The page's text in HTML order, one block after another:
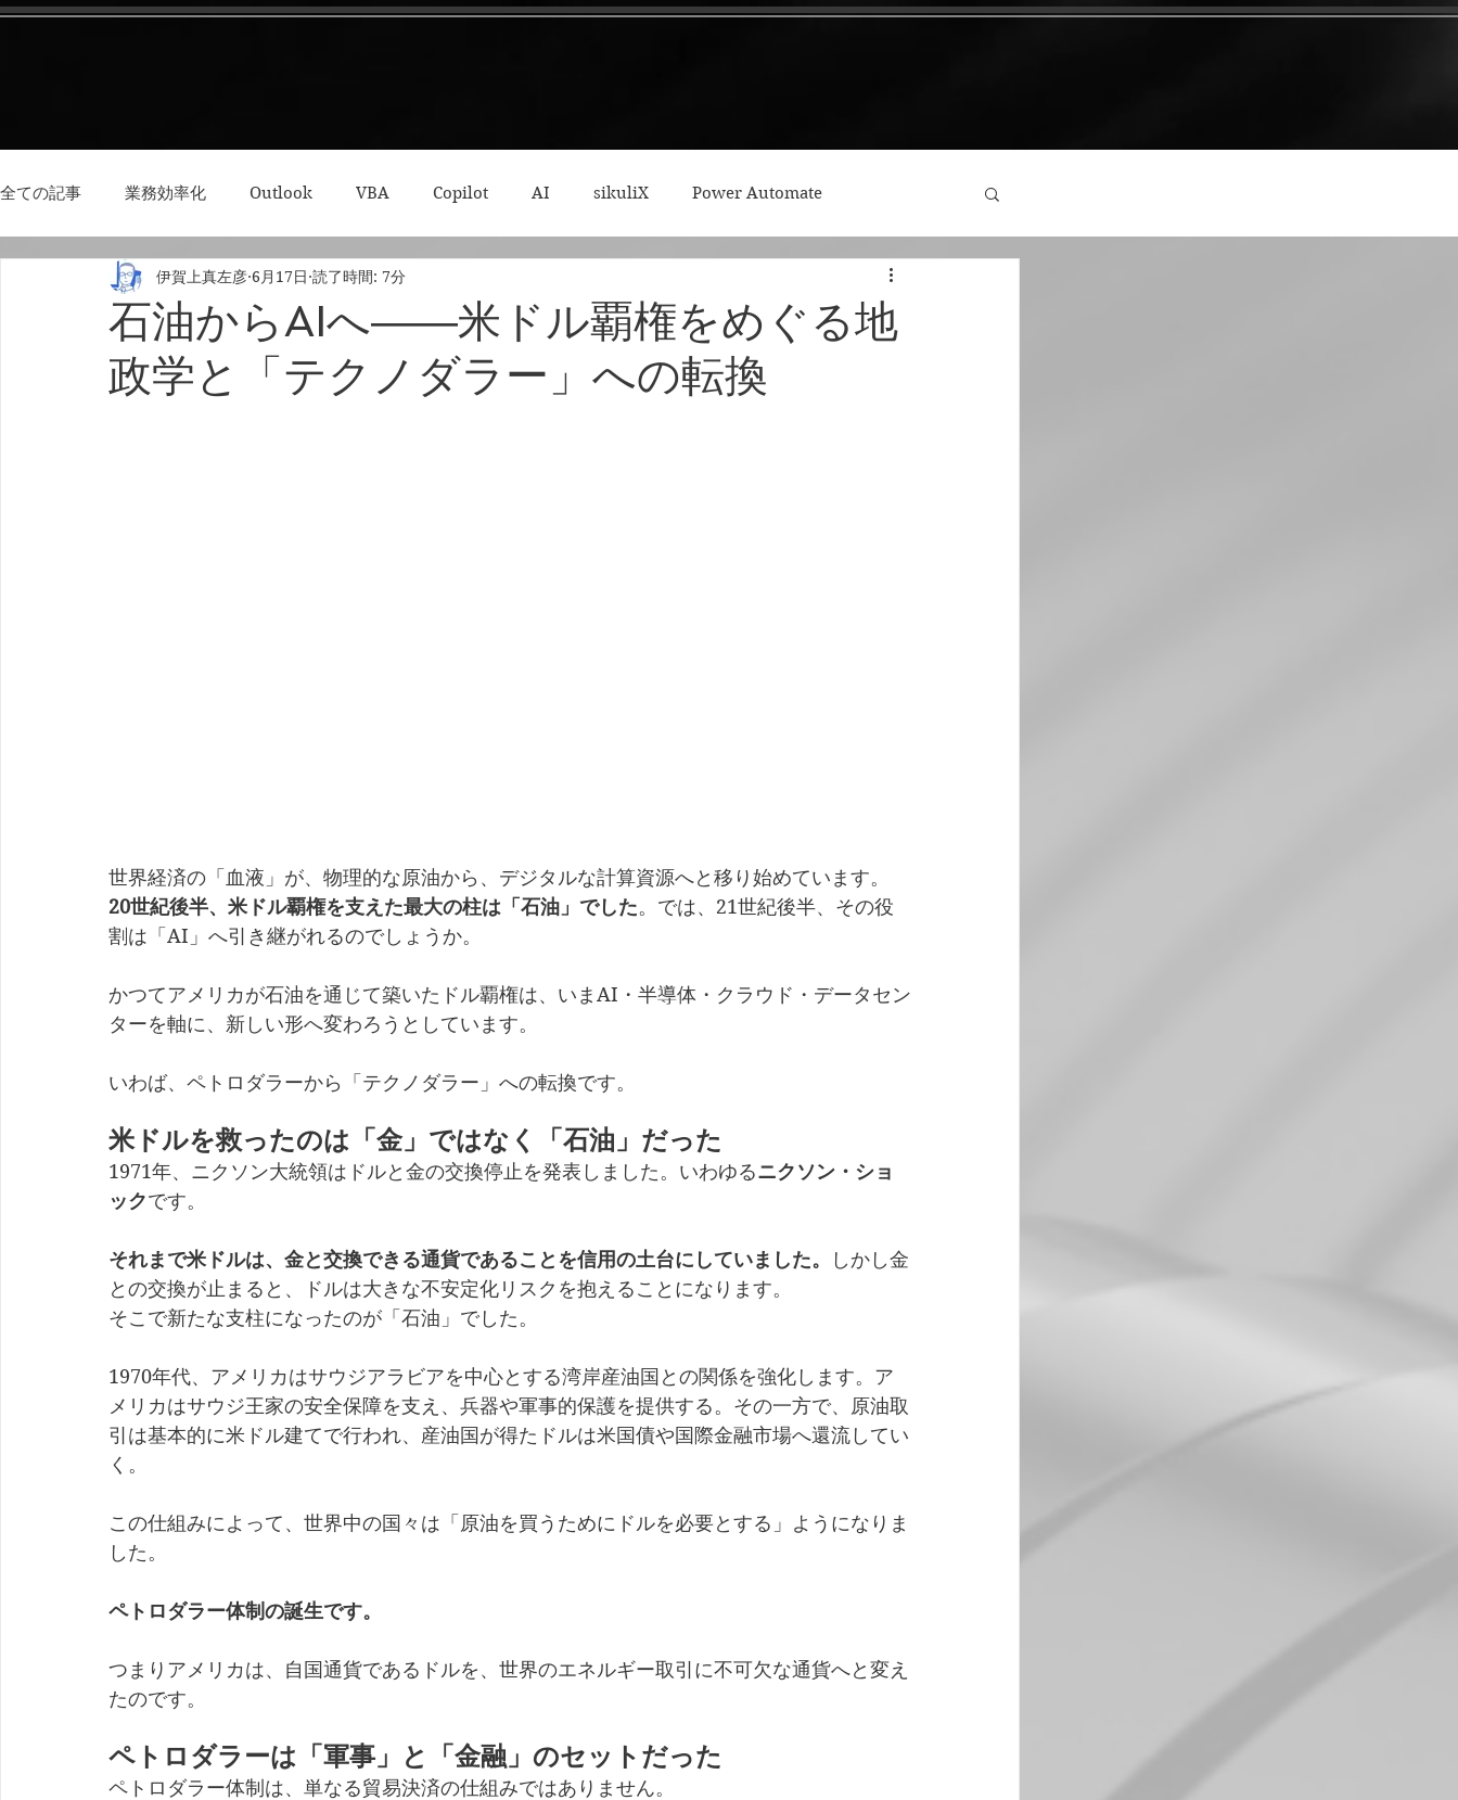
全ての記事 業務効率化 Outlook VBA Copilot AI sikuliX Power Automate
3Dプリント・模型 Python RPA 集中力・ディープワーク
石油からAIへ――米ドル覇権をめぐる地
政学と「テクノダラー」への転換
伊賀上真左彦 6月17日 読了時間: 7分
世界経済の「血液」が、物理的な原油から、デジタルな計算資源へと移り始めています。
20世紀後半、米ドル覇権を支えた最大の柱は「石油」でした。では、21世紀後半、その役
割は「AI」へ引き継がれるのでしょうか。
かつてアメリカが石油を通じて築いたドル覇権は、いまAI・半導体・クラウド・データセン
ターを軸に、新しい形へ変わろうとしています。
いわば、ペトロダラーから「テクノダラー」への転換です。
米ドルを救ったのは「金」ではなく「石油」だった
1971年、ニクソン大統領はドルと金の交換停止を発表しました。いわゆるニクソン・ショ
ックです。
それまで米ドルは、金と交換できる通貨であることを信用の土台にしていました。
しかし金
との交換が止まると、ドルは大きな不安定化リスクを抱えることになります。
そこで新たな支柱になったのが「石油」でした。
1970年代、アメリカはサウジアラビアを中心とする湾岸産油国との関係を強化します。ア
メリカはサウジ王家の安全保障を支え、兵器や軍事的保護を提供する。その一方で、原油取
引は基本的に米ドル建てで行われ、産油国が得たドルは米国債や国際金融市場へ還流してい
く。
この仕組みによって、世界中の国々は「原油を買うためにドルを必要とする」ようになりま
した。
ペトロダラー体制の誕生です。
つまりアメリカは、自国通貨であるドルを、世界のエネルギー取引に不可欠な通貨へと変え
たのです。
ペトロダラーは「軍事」と「金融」のセットだった
ペトロダラー体制は、単なる貿易決済の仕組みではありません。